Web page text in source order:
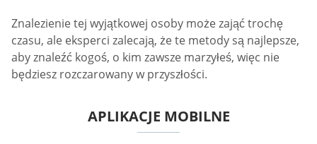
Znalezienie tej wyjątkowej osoby może zająć trochę
czasu, ale eksperci zalecają, że te metody są najlepsze,
aby znaleźć kogoś, o kim zawsze marzyłeś, więc nie
będziesz rozczarowany w przyszłości.
APLIKACJE MOBILNE